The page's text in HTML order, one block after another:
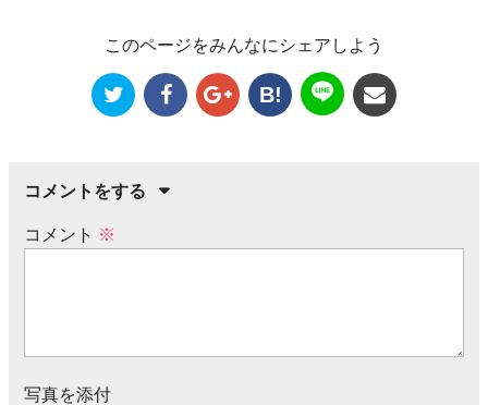
このページをみんなにシェアしよう
B!
コメントをする
コメント ※
写真を添付